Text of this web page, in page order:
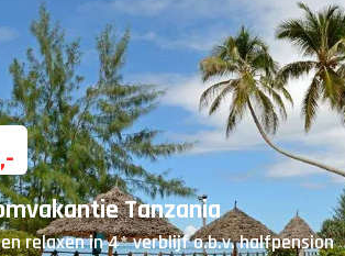
,-
Tanzania
relaxen in 4* verblijf o.b.v. halfpension